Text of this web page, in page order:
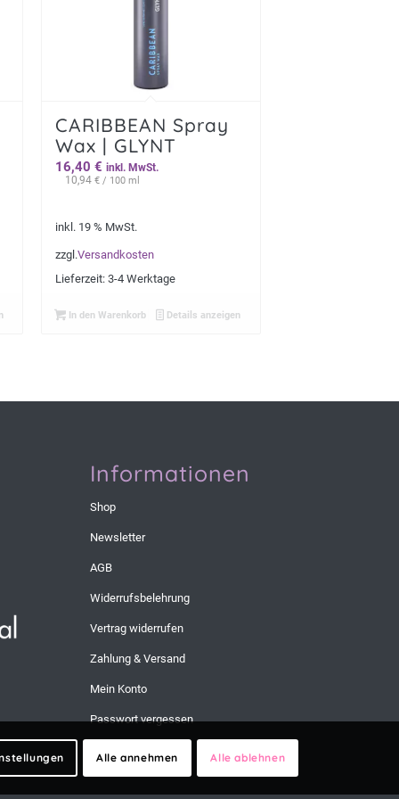
CARIBBEAN Spray
Wax | GLYNT
16,40€ inkl. MwSt.
10,94€ / 100 ml
inkl. 19 % MwSt.
zzgl.Versandkosten
Lieferzeit:3-4 Werktage
In den Warenkorb Details anzeigen
Informationen
Shop
Newsletter
AGB
Widerrufsbelehrung
Vertrag widerrufen
Zahlung & Versand
Mein Konto
Passwort vergessen
Alle annehmen Alle ablehnen